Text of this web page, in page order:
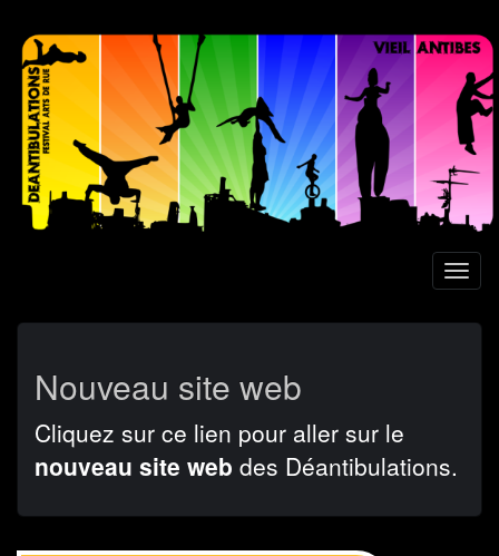
Aller
contenu
principal
Nouveau site web
Cliquez sur ce lien pour aller sur le
nouveau site web des Déantibulations.